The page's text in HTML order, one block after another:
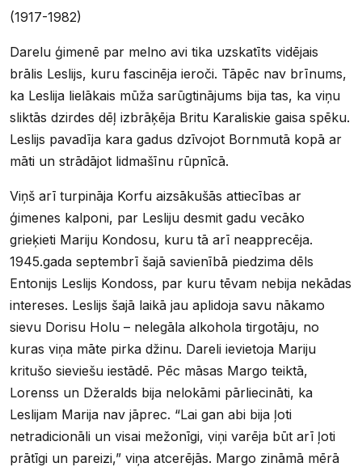
(1917-1982)
Darelu ģimenē par melno avi tika uzskatīts vidējais
brālis Leslijs, kuru fascinēja ieroči. Tāpēc nav brīnums,
ka Leslija lielākais mūža sarūgtinājums bija tas, ka viņu
sliktās dzirdes dēļ izbrāķēja Britu Karaliskie gaisa spēku.
Leslijs pavadīja kara gadus dzīvojot Bornmutā kopā ar
māti un strādājot lidmašīnu rūpnīcā.
Viņš arī turpināja Korfu aizsākušās attiecības ar
ģimenes kalponi, par Lesliju desmit gadu vecāko
grieķieti Mariju Kondosu, kuru tā arī neapprecēja.
1945.gada septembrī šajā savienībā piedzima dēls
Entonijs Leslijs Kondoss, par kuru tēvam nebija nekādas
intereses. Leslijs šajā laikā jau aplidoja savu nākamo
sievu Dorisu Holu – nelegāla alkohola tirgotāju, no
kuras viņa māte pirka džinu. Dareli ievietoja Mariju
kritušo sieviešu iestādē. Pēc māsas Margo teiktā,
Lorenss un Džeralds bija nelokāmi pārliecināti, ka
Leslijam Marija nav jāprec. “Lai gan abi bija ļoti
netradicionāli un visai mežonīgi, viņi varēja būt arī ļoti
prātīgi un pareizi,” viņa atcerējās. Margo zināmā mērā